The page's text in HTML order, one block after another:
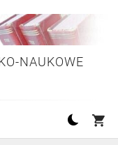
NAUKOWE